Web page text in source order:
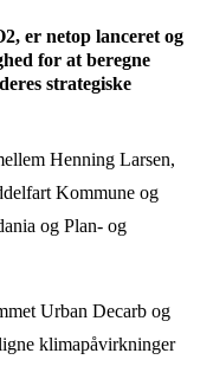
er netop lanceret og
for at beregne
strategiske
Henning Larsen,
Kommune og
og Plan- og
Urban Decarb og
klimapåvirkninger